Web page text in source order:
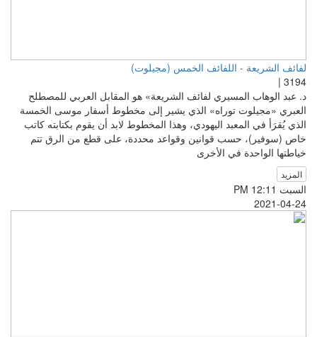
لفائف الشريعة - اللفائف الخمس (مجيلوت)
3194 |
د. عبد الوهاب المسيري لفائف الشريعة» هو المقابل العربي للمصطلح
العبري «مجيلوت توراه» الذي يشير إلى مخطوط أسفار موسى الخمسة
الذي يُقرَأ في المعبد اليهودي، وهذا المخطوط لابد أن يقوم بكتابته كاتب
خاص (سوفير)، حسب قوانين وقواعد محددة، على قطع من الرق تتم
خياطتها الواحدة في الأخرى
المزيد
السبت PM 12:11
2021-04-24